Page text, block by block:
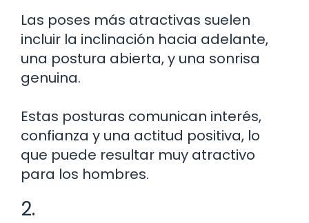
Las poses más atractivas suelen
incluir la inclinación hacia adelante,
una postura abierta, y una sonrisa
genuina.
Estas posturas comunican interés,
confianza y una actitud positiva, lo
que puede resultar muy atractivo
para los hombres.
2.